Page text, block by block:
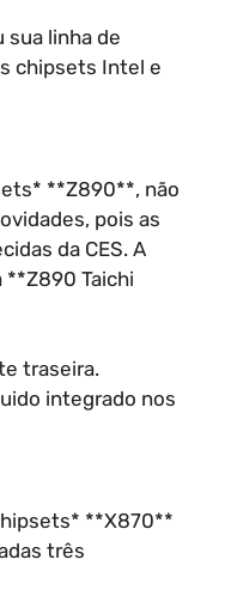
sua linha de
chipsets Intel e
**Z890**, não
pois as
da CES. A
**Z890 Taichi
traseira.
integrado nos
**X870**
três